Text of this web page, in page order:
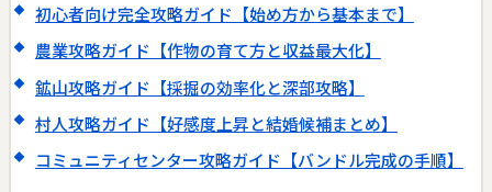
初心者向け完全攻略ガイド【始め方から基本まで】
農業攻略ガイド【作物の育て方と収益最大化】
鉱山攻略ガイド【採掘の効率化と深部攻略】
村人攻略ガイド【好感度上昇と結婚候補まとめ】
コミュニティセンター攻略ガイド【バンドル完成の手順】